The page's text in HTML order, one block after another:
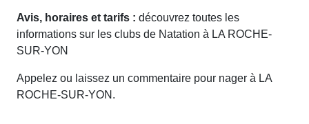
Avis, horaires et tarifs : découvrez toutes les
informations sur les clubs de Natation à LA ROCHE-
SUR-YON
Appelez ou laissez un commentaire pour nager à LA
ROCHE-SUR-YON.